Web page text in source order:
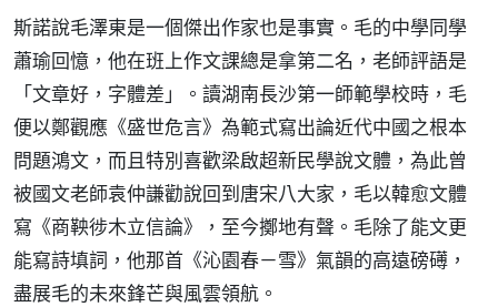
斯諾說毛澤東是一個傑出作家也是事實。毛的中學同學
蕭瑜回憶，他在班上作文課總是拿第二名，老師評語是
「文章好，字體差」。讀湖南長沙第一師範學校時，毛
便以鄭觀應《盛世危言》為範式寫出論近代中國之根本
問題鴻文，而且特別喜歡梁啟超新民學說文體，為此曾
被國文老師袁仲謙勸說回到唐宋八大家，毛以韓愈文體
寫《商鞅徏木立信論》，至今擲地有聲。毛除了能文更
能寫詩填詞，他那首《沁園春－雪》氣韻的高遠磅礡，
盡展毛的未來鋒芒與風雲領航。